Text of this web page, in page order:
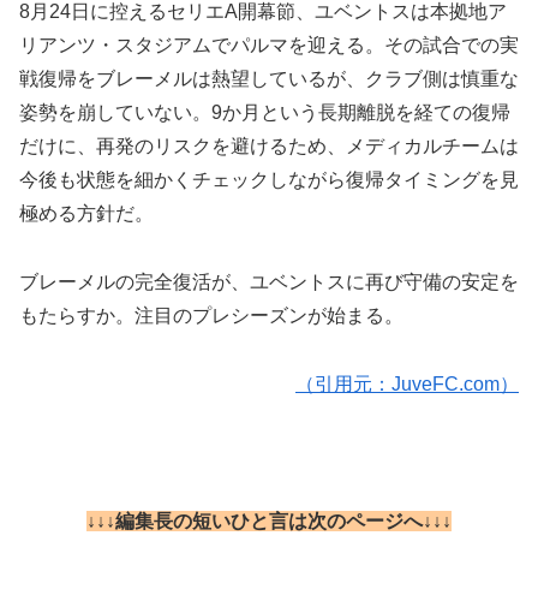
8月24日に控えるセリエA開幕節、ユベントスは本拠地ア
リアンツ・スタジアムでパルマを迎える。その試合での実
戦復帰をブレーメルは熱望しているが、クラブ側は慎重な
姿勢を崩していない。9か月という長期離脱を経ての復帰
だけに、再発のリスクを避けるため、メディカルチームは
今後も状態を細かくチェックしながら復帰タイミングを見
極める方針だ。
ブレーメルの完全復活が、ユベントスに再び守備の安定を
もたらすか。注目のプレシーズンが始まる。
（引用元：JuveFC.com）
↓↓↓編集長の短いひと言は次のページへ↓↓↓